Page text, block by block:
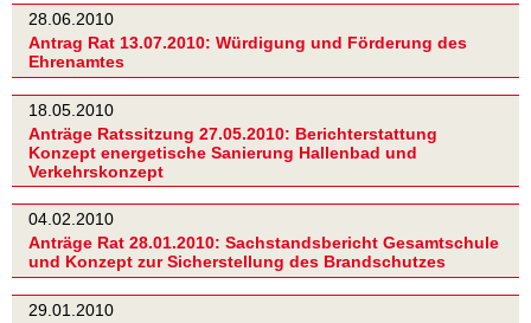
28.06.2010
Antrag Rat 13.07.2010: Würdigung und Förderung des
Ehrenamtes
18.05.2010
Anträge Ratssitzung 27.05.2010: Berichterstattung
Konzept energetische Sanierung Hallenbad und
Verkehrskonzept
04.02.2010
Anträge Rat 28.01.2010: Sachstandsbericht Gesamtschule
und Konzept zur Sicherstellung des Brandschutzes
29.01.2010